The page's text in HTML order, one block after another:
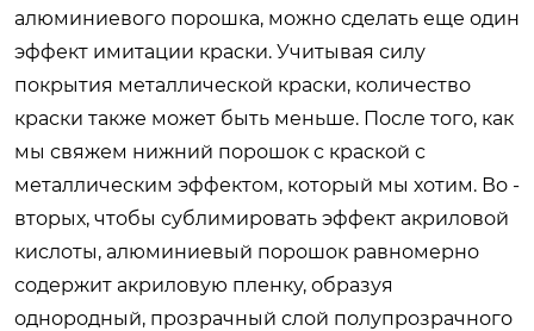
алюминиевого порошка, можно сделать еще один
эффект имитации краски. Учитывая силу
покрытия металлической краски, количество
краски также может быть меньше. После того, как
мы свяжем нижний порошок с краской с
металлическим эффектом, который мы хотим. Во -
вторых, чтобы сублимировать эффект акриловой
кислоты, алюминиевый порошок равномерно
содержит акриловую пленку, образуя
однородный, прозрачный слой полупрозрачного